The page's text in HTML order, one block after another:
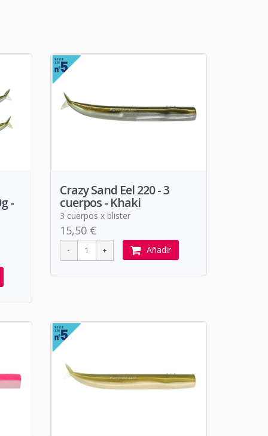
-
Crazy Sand Eel 220 - 3
cuerpos - Khaki
3 cuerpos x blister
15,50 €
Añadir